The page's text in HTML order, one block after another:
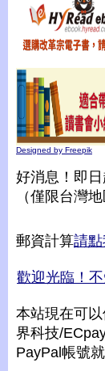
Designed by Freepik
好消息！即
（僅限台灣地
郵資計算請點
歡迎光臨！
本站現在可
界科技/
PayPal帳號